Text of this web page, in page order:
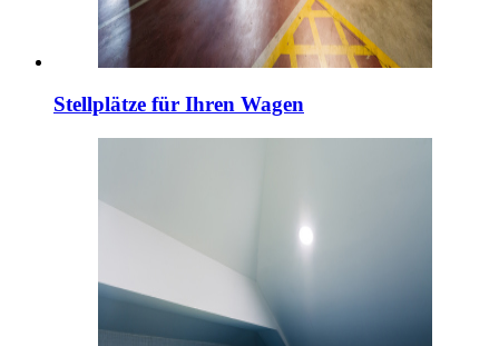
Stellplätze für Ihren Wagen